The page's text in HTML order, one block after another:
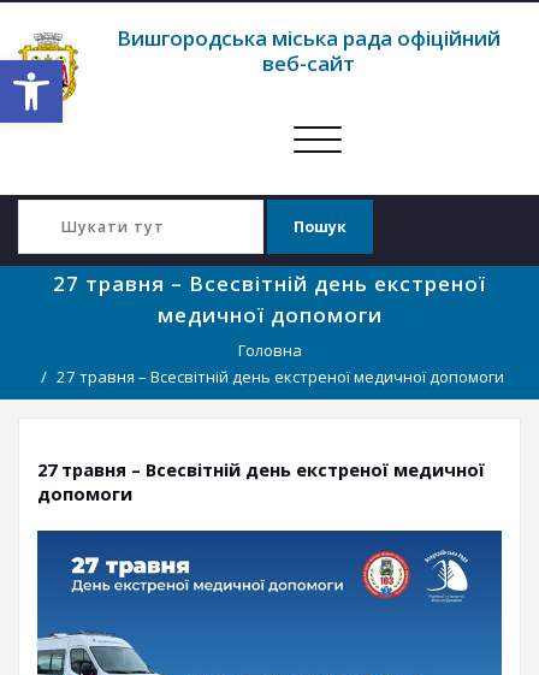
Відкрити Панель інструментів
Вишгородська міська рада офіційний
веб-сайт
Перемкнути
27 травня – Всесвітній день екстреної
медичної допомоги
Головна
27 травня – Всесвітній день екстреної медичної допомоги
27 травня – Всесвітній день екстреної медичної
допомоги